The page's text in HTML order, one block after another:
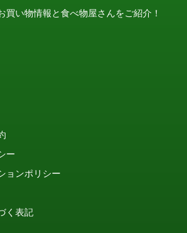
買い物情報と食べ物屋さんをご紹介！
ー
ョンポリシー
く表記